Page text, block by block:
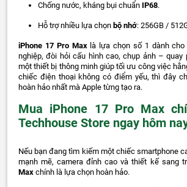
Chống nước, kháng bụi chuẩn IP68.
Hỗ trợ nhiều lựa chọn bộ nhớ: 256GB /
iPhone 17 Pro Maxlà lựa chọn số 1 dành cho
nghiệp, đòi hỏi cấu hình cao, chụp ảnh – quay
một thiết bị thông minh giúp tối ưu công việc
chiếc điện thoại không có điểm yếu, thì đây
hoàn hảo nhất mà Apple từng tạo ra.
Mua iPhone 17 Pro Max
Techhouse Store ngay hôm
Nếu bạn đang tìm kiếm một chiếc smartphone
mạnh mẽ, camera đỉnh cao và thiết kế sang
Max chính là lựa chọn hoàn hảo.